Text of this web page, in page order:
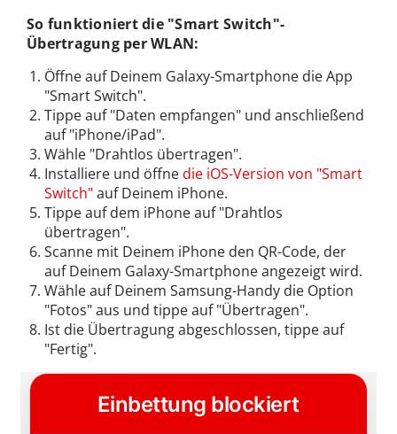
So funktioniert die "Smart Switch"-
Übertragung per WLAN:
Öffne auf Deinem Galaxy-Smartphone die App
"Smart Switch".
Tippe auf "Daten empfangen" und anschließend
auf "iPhone/iPad".
Wähle "Drahtlos übertragen".
Installiere und öffnedie iOS-Version von "Smart
Switch"auf Deinem iPhone.
Tippe auf dem iPhone auf "Drahtlos
übertragen".
Scanne mit Deinem iPhone den QR-Code, der
auf Deinem Galaxy-Smartphone angezeigt wird.
Wähle auf Deinem Samsung-Handy die Option
"Fotos" aus und tippe auf "Übertragen".
Ist die Übertragung abgeschlossen, tippe auf
"Fertig".